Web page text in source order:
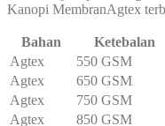
Kanopi MembranAgtex
Bahan Ketebalan
Agtex
550 GSM
Agtex
650 GSM
Agtex
750 GSM
Agtex
850 GSM